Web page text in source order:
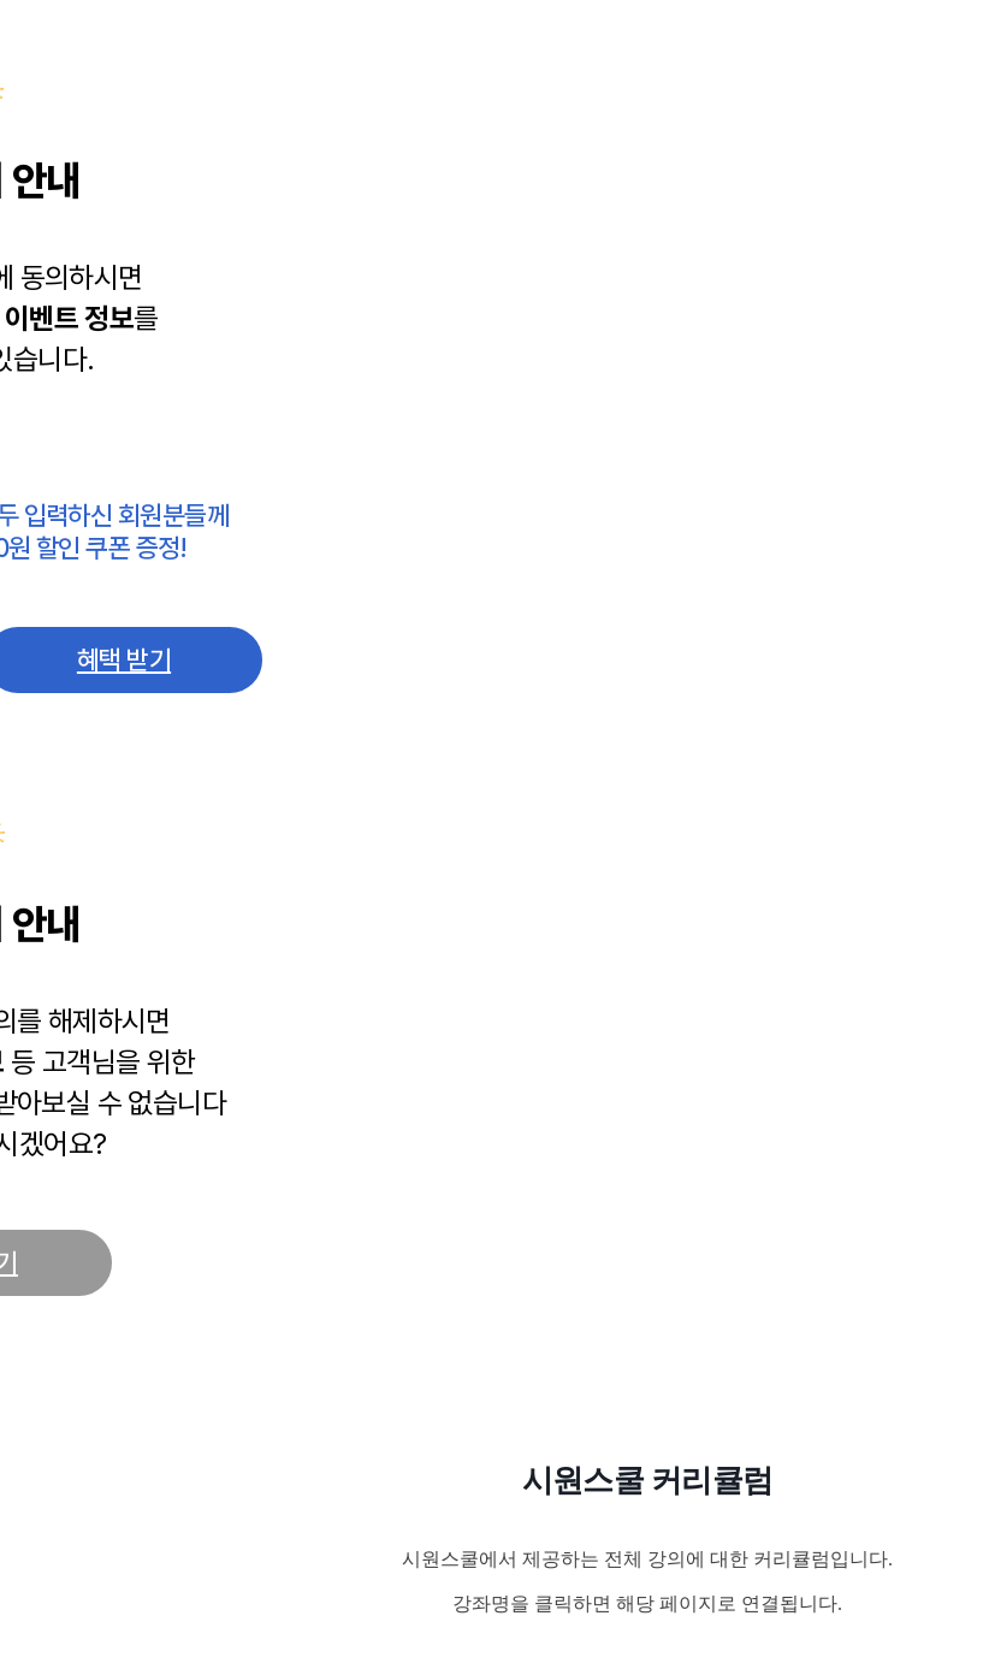
내
동의하시면
이벤트 정보를
습니다.
입력하신 회원분들께
할인 쿠폰 증정!
혜택 받기
내
를 해제하시면
등 고객님을 위한
아보실 수 없습니다
겠어요?
시원스쿨 커리큘럼
시원스쿨에서 제공하는 전체 강의에 대한 커리큘럼입니다.
강좌명을 클릭하면 해당 페이지로 연결됩니다.